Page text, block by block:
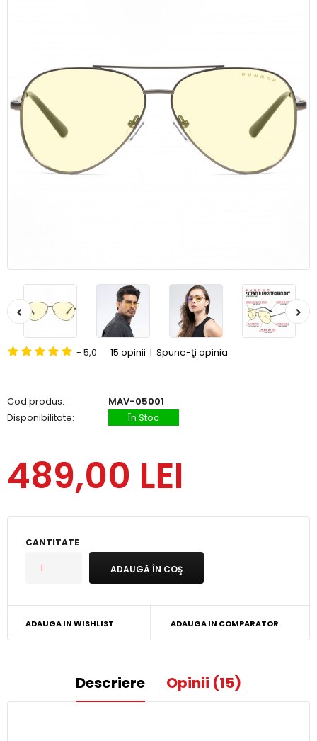
- 5,0 15 opinii | Spune-ţi opinia
Cod produs:
MAV-05001
Disponibilitate:
În Stoc
489,00 LEI
CANTITATE
ADAUGA IN WISHLIST ADAUGA IN COMPARATOR
Descriere Opinii (15)